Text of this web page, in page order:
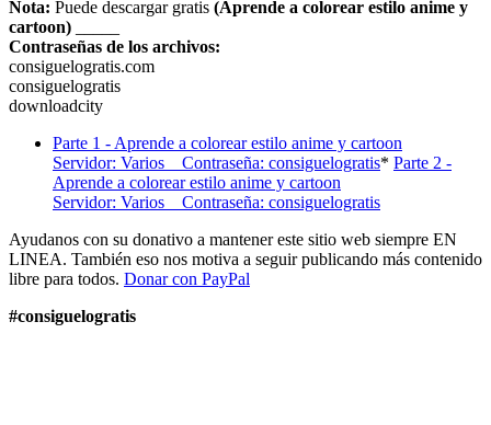
Nota: Puede descargar gratis (Aprende a colorear estilo anime y
cartoon)
Contraseñas de los archivos:
consiguelogratis.com
consiguelogratis
downloadcity
Parte 1 - Aprende a colorear estilo anime y cartoon
Servidor: Varios Contraseña: consiguelogratis* Parte 2 -
Aprende a colorear estilo anime y cartoon
Servidor: Varios Contraseña: consiguelogratis
Ayudanos con su donativo a mantener este sitio web siempre EN
LINEA. También eso nos motiva a seguir publicando más contenido
libre para todos. Donar con PayPal
#consiguelogratis